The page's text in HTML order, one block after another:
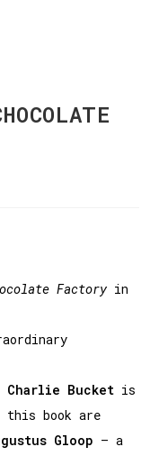
Factory in
Charlie Bucket is
book are
Gloop – a